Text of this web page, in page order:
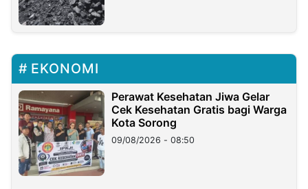
EKONOMI
Perawat Kesehatan Jiwa Gelar
Cek Kesehatan Gratis bagi Warga
Kota Sorong
09/08/2026 - 08:50